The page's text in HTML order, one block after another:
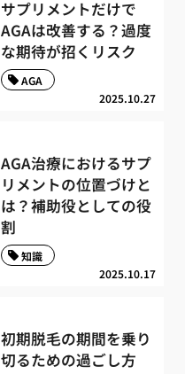
サプリメントだけで
AGAは改善する？過度
な期待が招くリスク
2025.10.27
AGA
AGA治療におけるサプ
リメントの位置づけと
は？補助役としての役
割
2025.10.17
知識
初期脱毛の期間を乗り
切るための過ごし方